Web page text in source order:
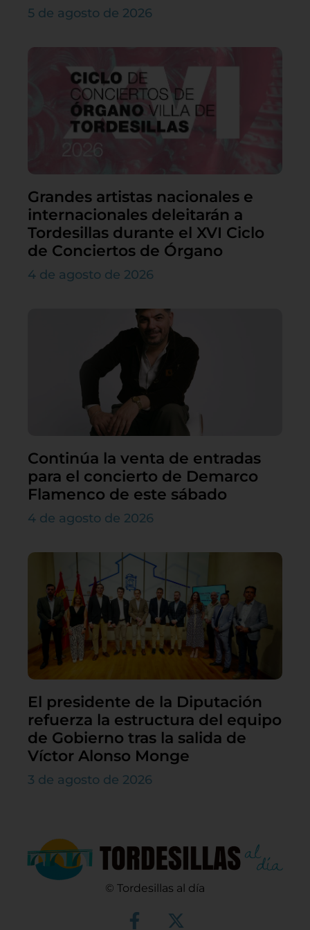
5 de agosto de 2026
Grandes artistas nacionales e
internacionales deleitarán a
Tordesillas durante el XVI Ciclo
de Conciertos de Órgano
4 de agosto de 2026
Continúa la venta de entradas
para el concierto de Demarco
Flamenco de este sábado
4 de agosto de 2026
El presidente de la Diputación
refuerza la estructura del equipo
de Gobierno tras la salida de
Víctor Alonso Monge
3 de agosto de 2026
© Tordesillas al día